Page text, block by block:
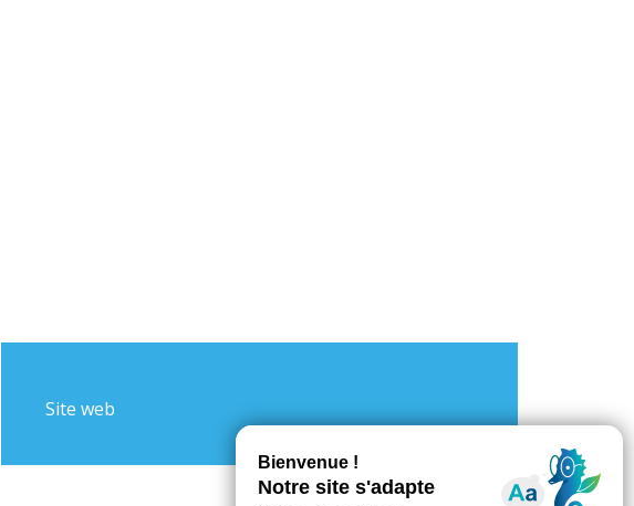
Site web